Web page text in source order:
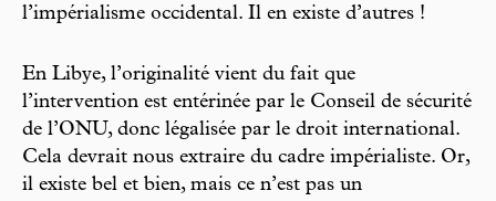
l’impérialisme occidental. Il en existe d’autres !
En Libye, l’originalité vient du fait que
l’intervention est entérinée par le Conseil de sécurité
de l’ONU, donc légalisée par le droit international.
Cela devrait nous extraire du cadre impérialiste. Or,
il existe bel et bien, mais ce n’est pas un